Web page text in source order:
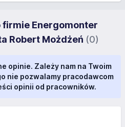
Energomonter
Robert Możdżeń (0)
opinie. Zależy nam na Twoim
nie pozwalamy pracodawcom
opinii od pracowników.